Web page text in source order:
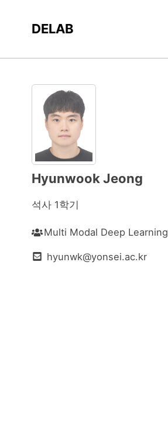
DELAB
Hyunwook Jeong
석사 1학기
Multi Modal Deep Learning
hyunwk@yonsei.ac.kr